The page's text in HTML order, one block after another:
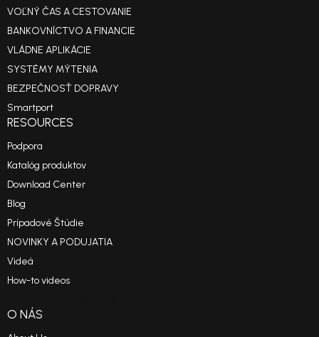
VOĽNÝ ČAS A CESTOVANIE
BANKOVNÍCTVO A FINANCIE
VLÁDNE APLIKÁCIE
SYSTÉMY MÝTENIA
BEZPEČNOSŤ DOPRAVY
Smartport
RESOURCES
Podpora
Katalóg produktov
Download Center
Blog
Prípadové Štúdie
NOVINKY A PODUJATIA
Videá
How-to videos
O NÁS